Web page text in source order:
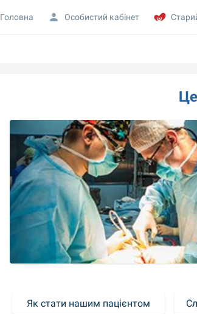
Як стати нашим пацієнтом
Головна Особистий кабінет